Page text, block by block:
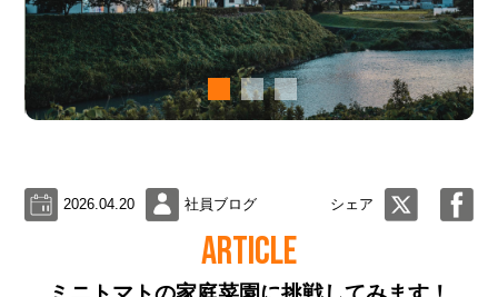
2026.04.20 社員ブログ シェア
ARTICLE